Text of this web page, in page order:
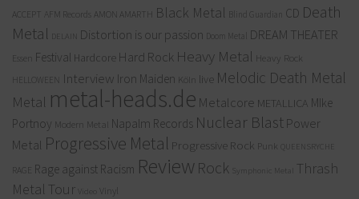
ACCEPT AFM Records AMON AMARTH Black Metal Blind Guardian CD Death
Metal
DELAIN Distortion is our passion Doom Metal DREAM THEATER
Essen Festival Hardcore Hard Rock Heavy Metal Heavy Rock
HELLOWEEN Interview Iron Maiden Köln live Melodic Death Metal
Metal metal-heads.de Metalcore METALLICA MIke
Portnoy Modern Metal Napalm Records Nuclear Blast Power
Metal Progressive Metal Progressive Rock Punk QUEENSRYCHE
RAGE Rage against Racism Review Rock Symphonic Metal
Thrash
Metal Tour Video Vinyl